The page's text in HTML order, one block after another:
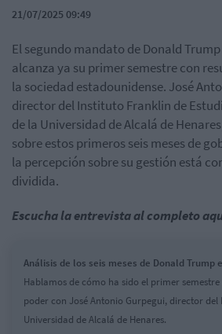
21/07/2025 09:49
El segundo mandato de Donald
alcanza ya su primer semestre con
la sociedad estadounidense. José
director del Instituto Franklin de
de la Universidad de Alcalá de
sobre estos primeros seis meses de
la percepción sobre su gestión está
dividida.
Escucha la entrevista al completo
Análisis de los seis meses de Donald Trump
Hablamos de cómo ha sido el primer
poder con José Antonio Gurpegui, director
Universidad de Alcalá de Henares.